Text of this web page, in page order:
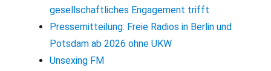
gesellschaftliches Engagement trifft
Pressemitteilung: Freie Radios in Berlin und
Potsdam ab 2026 ohne UKW
Unsexing FM